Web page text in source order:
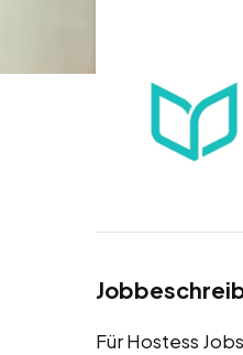
Für Hostess